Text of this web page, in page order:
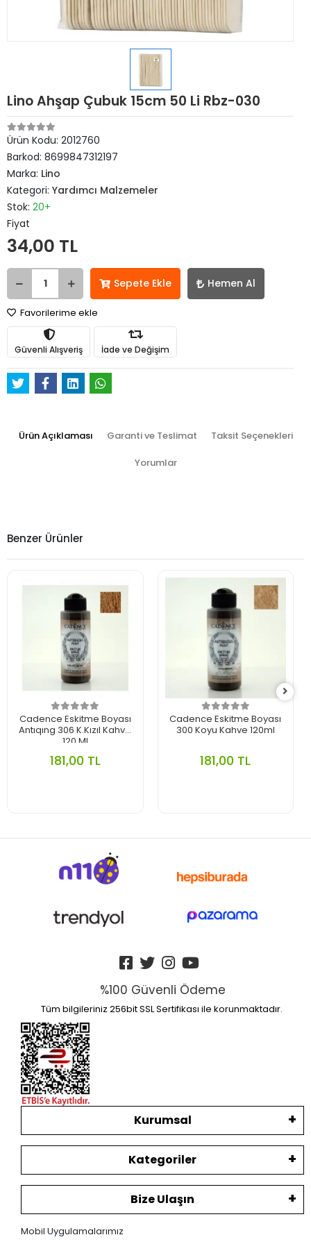
Lino Ahşap Çubuk 15cm 50 Li Rbz-030
Ürün Kodu: 2012760
Barkod: 8699847312197
Marka: Lino
Kategori: Yardımcı Malzemeler
Stok: 20+
Fiyat
34,00 TL
Sepete Ekle Hemen Al
Favorilerime ekle
Güvenli Alışveriş İade ve Değişim
Ürün Açıklaması Garanti ve Teslimat Taksit Seçenekleri
Yorumlar
Benzer Ürünler
Cadence Eskitme Boyası
Antıqıng 306 K.Kızıl Kahve
120 Ml
181,00 TL
Cadence Eskitme Boyası
300 Koyu Kahve 120ml
181,00 TL
%100 Güvenli Ödeme
Tüm bilgileriniz 256bit SSL Sertifikası ile korunmaktadır.
Kurumsal
Kategoriler
Bize Ulaşın
Mobil Uygulamalarımız